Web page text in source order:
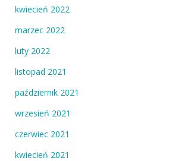
kwiecień 2022
marzec 2022
luty 2022
listopad 2021
październik 2021
wrzesień 2021
czerwiec 2021
kwiecień 2021